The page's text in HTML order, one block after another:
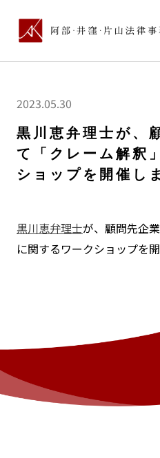
2023.05.30
黒川恵弁理士が、
て「クレーム解釈
ショップを開催し
黒川恵弁理士が、顧問先企
に関するワークショップを開